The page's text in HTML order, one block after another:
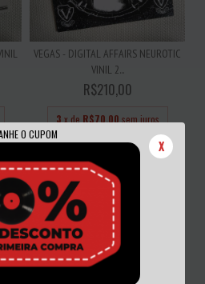
O CUPOM
X
VEGAS - DIGITAL AFFAIRS NEUROTIC
VINIL 2...
R$210,00
3 x de R$70,00 sem juros